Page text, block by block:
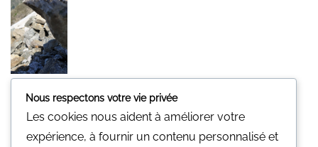
Minerali
Une pierre pour vous.
Nous n'avons pas de magasin physique
Nous respectons votre vie privée
Les cookies nous aident à améliorer votre
expérience, à fournir un contenu personnalisé et